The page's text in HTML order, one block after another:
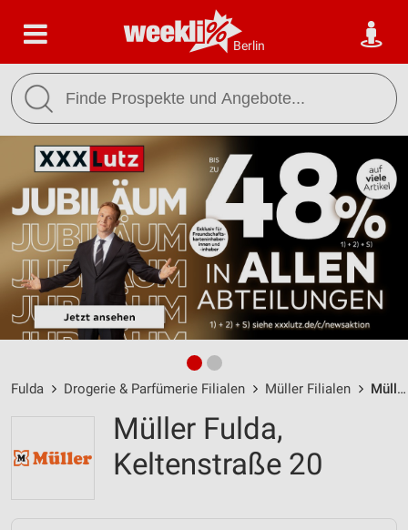
Berlin
Fulda Drogerie & Parfümerie Filialen Müller Filialen Müller Fulda / Keltenstraße 20 - Öffnungszeiten & Adresse
Müller Fulda,
Keltenstraße 20